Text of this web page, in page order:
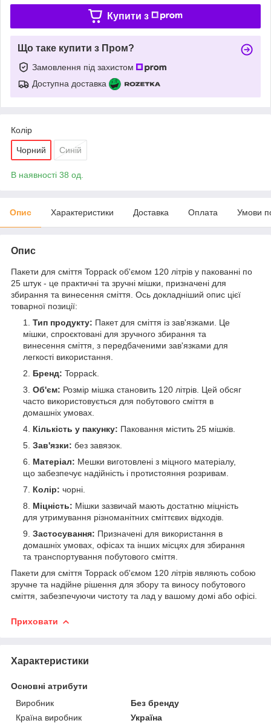
Купити з
Що таке купити з Пром?
Замовлення під захистом
Доступна доставка
Колір
Чорний Синій
В наявності 38 од.
Опис Характеристики Доставка Оплата Умови
Опис
Пакети для сміття Toppack об'ємом 120 літрів у пакованні по
25 штук - це практичні та зручні мішки, призначені для
збирання та винесення сміття. Ось докладніший опис цієї
товарної позиції:
Тип продукту: Пакет для сміття із зав'язками. Це
мішки, спроєктовані для зручного збирання та
винесення сміття, з передбаченими зав'язками для
легкості використання.
Бренд: Toppack.
Об'єм: Розмір мішка становить 120 літрів. Цей обсяг
часто використовується для побутового сміття в
домашніх умовах.
Кількість у пакунку: Паковання містить 25 мішків.
Зав'язки: без завязок.
Матеріал: Мешки виготовлені з міцного матеріалу,
що забезпечує надійність і протистояння розривам.
Колір: чорні.
Міцність: Мішки зазвичай мають достатню міцність
для утримування різноманітних сміттєвих відходів.
Застосування: Призначені для використання в
домашніх умовах, офісах та інших місцях для збирання
та транспортування побутового сміття.
Пакети для сміття Toppack об'ємом 120 літрів являють собою
зручне та надійне рішення для збору та виносу побутового
сміття, забезпечуючи чистоту та лад у вашому домі або офісі.
Приховати
Характеристики
Основні атрибути
Виробник
Без бренду
Країна виробник
Україна